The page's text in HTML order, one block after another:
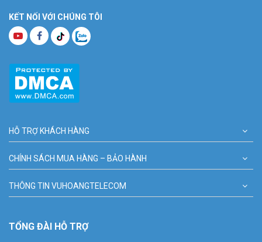
KẾT NỐI VỚI CHÚNG TÔI
HỖ TRỢ KHÁCH HÀNG
CHÍNH SÁCH MUA HÀNG – BẢO HÀNH
THÔNG TIN VUHOANGTELECOM
TỔNG ĐÀI HỖ TRỢ